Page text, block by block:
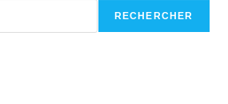
RECHERCHER